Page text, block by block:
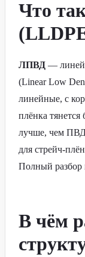
Что
ЛПВД —
(Linear Low
линейные, с
плёнка
лучше, чем
для стрейч-
Полный
В чём